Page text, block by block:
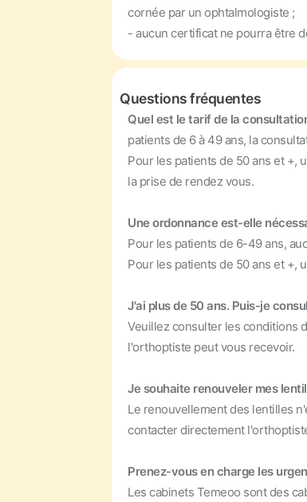
cornée par un ophtalmologiste ;
- aucun certificat ne pourra être
Questions fréquentes
Quel est le tarif de la
patients de 6 à 49 ans, la
Pour les patients de 50 ans et +,
la prise de rendez vous.
Une ordonnance est-elle
Pour les patients de 6-49 ans,
Pour les patients de 50 ans et +,
J'ai plus de 50 ans. Puis-je
Veuillez consulter les conditions
l'orthoptiste peut vous recevoir.
Je souhaite renouveler mes
Le renouvellement des lentilles
contacter directement
Prenez-vous en charge les
Les cabinets Temeoo sont des